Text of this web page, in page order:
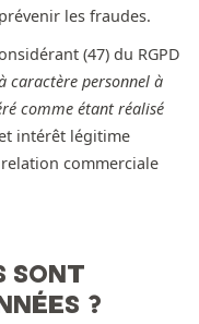
les fraudes.
(47) du RGPD
caractère personnel à
comme étant réalisé
intérêt légitime
commerciale
SONT
?